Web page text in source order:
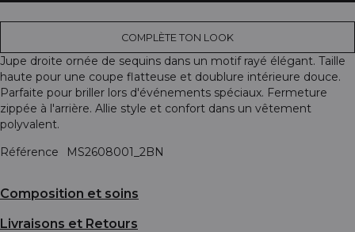
COMPLÈTE TON LOOK
Jupe droite ornée de sequins dans un motif rayé élégant. Taille
haute pour une coupe flatteuse et doublure intérieure douce.
Parfaite pour briller lors d'événements spéciaux. Fermeture
zippée à l'arrière. Allie style et confort dans un vêtement
polyvalent.
Référence
MS2608001_2BN
Composition et soins
Livraisons et Retours